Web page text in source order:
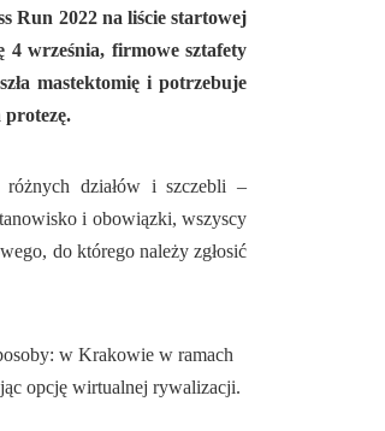
Run 2022 na liście startowej
4 września, firmowe sztafety
mastektomię i potrzebuje
różnych działów i szczebli –
i obowiązki, wszyscy
do którego należy zgłosić
w Krakowie w ramach
opcję wirtualnej rywalizacji.